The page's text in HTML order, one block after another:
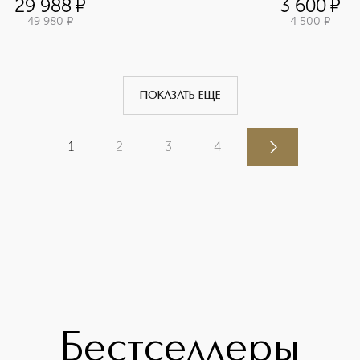
29 988 ¤
49 980 ¤
3 600¤
4 500 ¤
ПОКАЗАТЬ ЕЩЕ
1 2 3 4
Бестселлеры